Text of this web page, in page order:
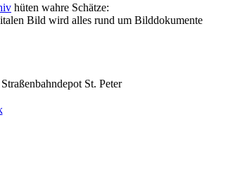
hüten wahre Schätze:
Bild wird alles rund um Bilddokumente
St. Peter